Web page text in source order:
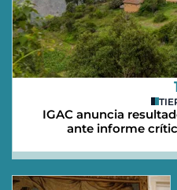
IGAC anuncia
ante informe